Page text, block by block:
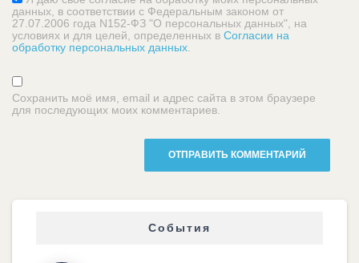
данных, в соответствии с Федеральным законом от
27.07.2006 года N152-ФЗ "О персональных данных", на
условиях и для целей, определенных в Согласии на
обработку персональных данных
Сохранить моё имя, email и адрес сайта в этом браузере
для последующих моих комментариев.
События